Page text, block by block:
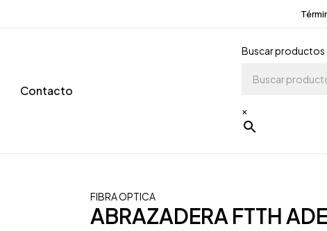
Contacto
Buscar productos
×
FIBRA OPTICA
ABRAZADERA FTTH